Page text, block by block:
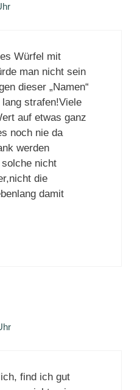
Würfel mit
man nicht sein
dieser „Namen“
strafen!Viele
auf etwas ganz
noch nie da
werden
solche nicht
die
damit
find ich gut